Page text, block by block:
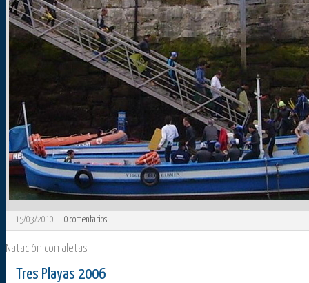
15/03/2010 0 comentarios
Natación con aletas
Tres Playas 2006